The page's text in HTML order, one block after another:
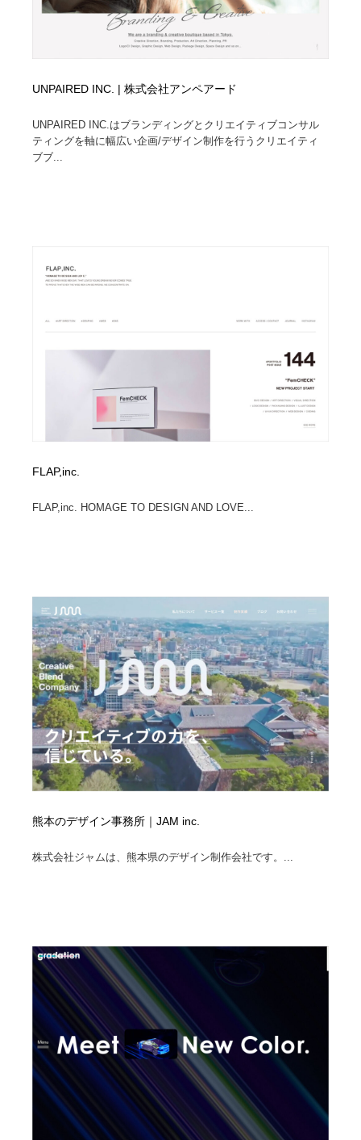
UNPAIRED INC. | 株式会社アンペアード
UNPAIRED INC.はブランディングとクリエイティブコンサル
ティングを軸に幅広い企画/デザイン制作を行うクリエイティ
ブブ...
FLAP,inc.
FLAP,inc. HOMAGE TO DESIGN AND LOVE...
熊本のデザイン事務所｜JAM inc.
株式会社ジャムは、熊本県のデザイン制作会社です。...